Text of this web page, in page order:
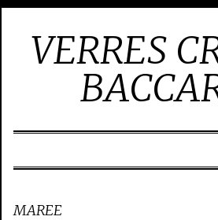
VERRES
MAREE